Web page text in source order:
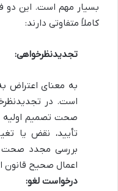
بسیار مهم است. این دو
کاملاً متفاوتی دارند:
تجدیدنظرخواهی:
به معنای اعتراض
است. در
صحت تصمیم اولیه
تأیید، نقض یا
بررسی مجدد صحت
اعمال صحیح
درخواست لغو: